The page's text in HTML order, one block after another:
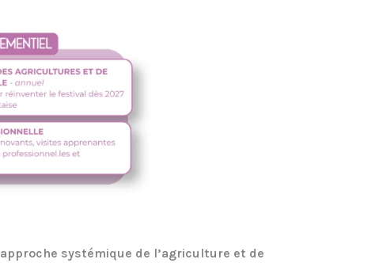
approche systémique de l’agriculture et de